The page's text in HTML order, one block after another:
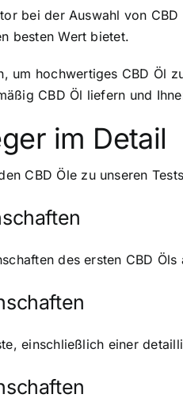
bei der Auswahl von
besten Wert bietet.
um hochwertiges CBD Öl
CBD Öl liefern und
im Detail
CBD Öle zu unseren
des ersten CBD Öls
einschließlich einer